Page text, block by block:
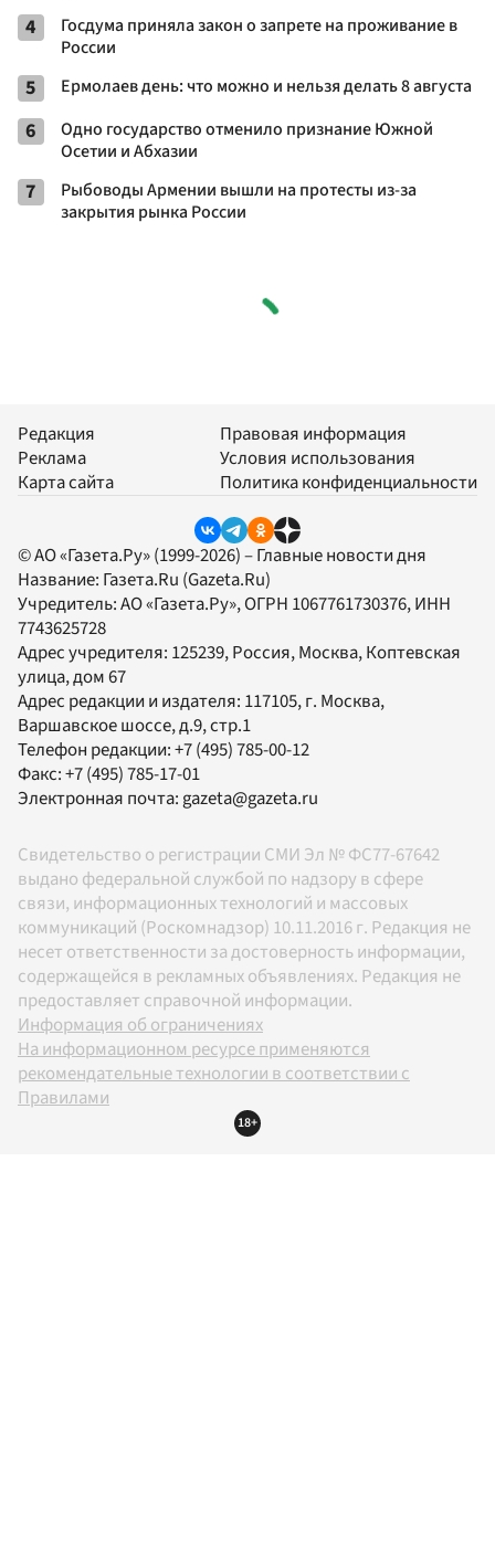
4
Госдума приняла закон о запрете на проживание в
России
5 Ермолаев день: что можно и нельзя делать 8 августа
6
Одно государство отменило признание Южной
Осетии и Абхазии
7
Рыбоводы Армении вышли на протесты из-за
закрытия рынка России
Редакция
Реклама
Карта сайта
Правовая информация
Условия использования
Политика конфиденциальности
© АО «Газета.Ру» (1999-2026) – Главные новости дня
Название: Газета.Ru (Gazeta.Ru)
Учредитель:АО «Газета.Ру», ОГРН 1067761730376, ИНН
7743625728
Адрес учредителя: 125239, Россия, Москва, Коптевская
улица, дом 67
Адрес редакции и издателя: 117105, г. Москва,
Варшавское шоссе, д.9, стр.1
Телефон редакции:+7 (495) 785-00-12
Факс:+7 (495) 785-17-01
Электронная почта:gazeta@gazeta.ru
Свидетельство о регистрации СМИ Эл № ФС77-67642
выдано федеральной службой по надзору в сфере
связи, информационных технологий и массовых
коммуникаций (Роскомнадзор) 10.11.2016 г. Редакция не
несет ответственности за достоверность информации,
содержащейся в рекламных объявлениях. Редакция не
предоставляет справочной информации.
Информация об ограничениях
На информационном ресурсе применяются
рекомендательные технологии в соответствии с
Правилами
18+